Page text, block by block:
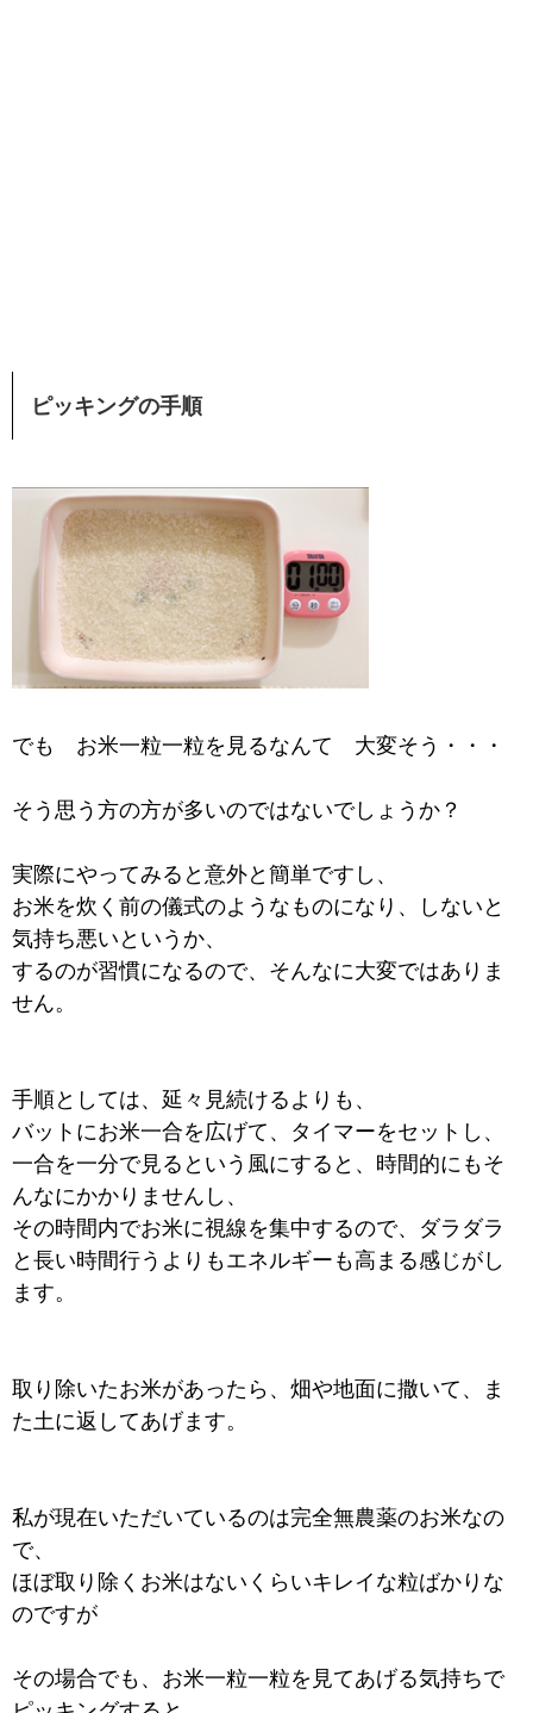
ピッキングの手順
でも お米一粒一粒を見るなんて 大変そう・・・
そう思う方の方が多いのではないでしょうか？
実際にやってみると意外と簡単ですし、
お米を炊く前の儀式のようなものになり、
しないと
気持ち悪いというか、
するのが習慣になるので、そんなに大変ではありま
せん。
手順としては、延々見続けるよりも、
バットにお米一合を広げて、タイマーをセットし、
一合を一分で見るという風にすると、時間的にもそ
んなにかかりませんし、
その時間内でお米に視線を集中するので、ダラダラ
と長い時間行うよりもエネルギーも高まる感じがし
ます。
取り除いたお米があったら、畑や地面に撒いて、ま
た土に返してあげます。
私が現在いただいているのは完全無農薬のお米なの
で、
ほぼ取り除くお米はないくらいキレイな粒ばかりな
のですが
その場合でも、お米一粒一粒を見てあげる気持ちで